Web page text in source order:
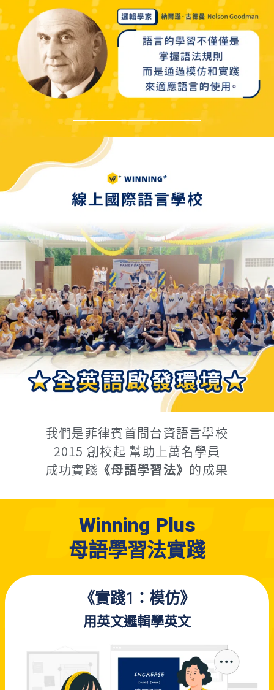
我們是菲律賓首間台資語言學校
2015 創校起 幫助上萬名學員
成功實踐 《母語學習法》 的成果
Winning Plus
母語學習 法實踐
《實踐1： 模仿》
用英文邏輯學英文